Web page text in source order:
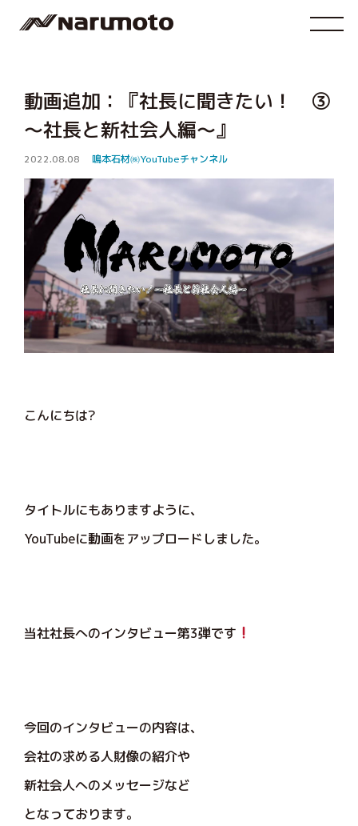
動画追加：『社長に聞きたい！ ③
～社長と新社会人編～』
2022.08.08 鳴本石材㈱YouTubeチャンネル
こんにちは?
タイトルにもありますように、
YouTubeに動画をアップロードしました。
当社社長へのインタビュー第3弾です
今回のインタビューの内容は、
会社の求める人財像の紹介や
新社会人へのメッセージなど
となっております。